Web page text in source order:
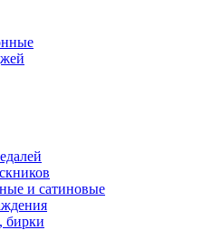
и сатиновые
бирки